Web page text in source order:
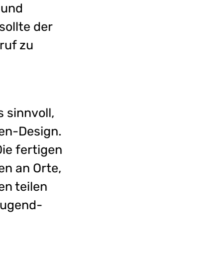
der
zu
sinnvoll,
Design.
fertigen
an Orte,
teilen